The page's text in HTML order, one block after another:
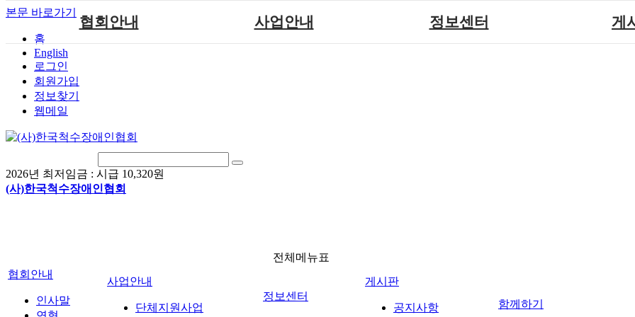
본문 바로가기
홈
English
로그인
회원가입
정보찾기
웹메일
2026년 최저임금 : 시급 10,320원
(사)한국척수장애인협회
협회안내
척수장애란?
찾아오시는길
사업안내
국제 교류/개발 협력사업
정보센터 게
전체메뉴표
협회안내
인사말
사업안내
단체지원사업
정보센터
게시판
공지사항
함께하기